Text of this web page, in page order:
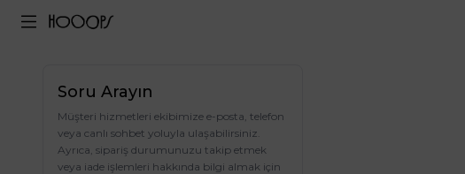
Soru Arayın
Müşteri hizmetleri ekibimize e-posta, telefon
veya canlı sohbet yoluyla ulaşabilirsiniz.
Ayrıca, sipariş durumunuzu takip etmek
veya iade işlemleri hakkında bilgi almak için